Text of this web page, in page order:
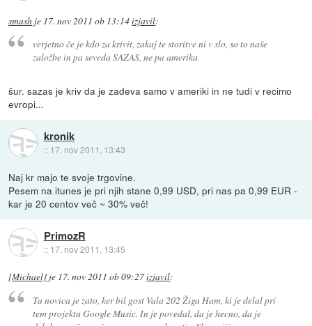
smash je 17. nov 2011 ob 13:14izjavil:
verjetno če je kdo za krivit, zakaj te storitve ni v slo, so to naše
založbe in pa seveda SAZAS, ne pa amerika
šur. sazas je kriv da je zadeva samo v ameriki in ne tudi v recimo
evropi...
kronik
:: 17. nov 2011, 13:43
Naj kr majo te svoje trgovine.
Pesem na itunes je pri njih stane 0,99 USD, pri nas pa 0,99 EUR -
kar je 20 centov več ~ 30% več!
PrimozR
:: 17. nov 2011, 13:45
[Michael] je 17. nov 2011 ob 09:27izjavil:
Ta novica je zato, ker bil gost Vala 202 Žiga Ham, ki je delal pri
tem projektu Google Music. In je povedal, da je hecno, da je